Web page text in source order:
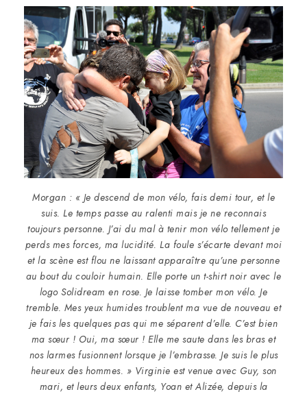
Morgan : « Je descend de mon vélo, fais demi tour, et le
suis. Le temps passe au ralenti mais je ne reconnais
toujours personne. J’ai du mal à tenir mon vélo tellement je
perds mes forces, ma lucidité. La foule s’écarte devant moi
et la scène est flou ne laissant apparaître qu’une personne
au bout du couloir humain. Elle porte un t-shirt noir avec le
logo Solidream en rose. Je laisse tomber mon vélo. Je
tremble. Mes yeux humides troublent ma vue de nouveau et
je fais les quelques pas qui me séparent d’elle. C’est bien
ma sœur ! Oui, ma sœur ! Elle me saute dans les bras et
nos larmes fusionnent lorsque je l’embrasse. Je suis le plus
heureux des hommes. » Virginie est venue avec Guy, son
mari, et leurs deux enfants, Yoan et Alizée, depuis la